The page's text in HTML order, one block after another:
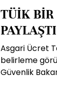
TÜİK
PAYLAŞTI
Asgari Ücret
belirleme
Güvenlik